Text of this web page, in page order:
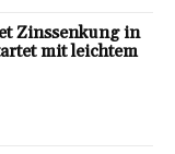
Zinssenkung in
mit leichtem